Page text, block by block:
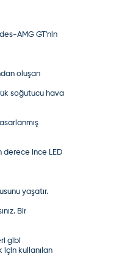
AMG GT'nin
oluşan
soğutucu hava
derece ince LED
yaşatır.
Bir
gibi
için kullanılan